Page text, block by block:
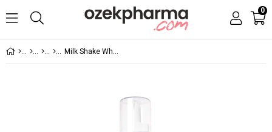
0
Milk Shake Whipped Cream 100 ML